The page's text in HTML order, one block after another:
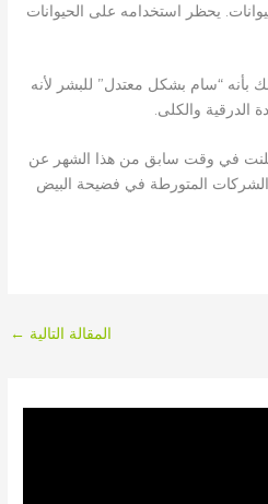
يحظر استخدامه على الحيوانات
بأنه “سام بشكل معتدل” للبشر لأنه
الدرقية والكلى.
في وقت سابق من هذا الشهر عن
المتورطة في فضيحة البيض
المقالة التالية ←